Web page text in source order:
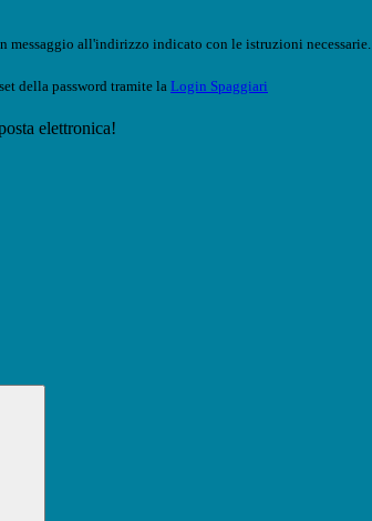
messaggio all'indirizzo indicato con le istruzioni necessarie.
della password tramite la Login Spaggiari
elettronica!